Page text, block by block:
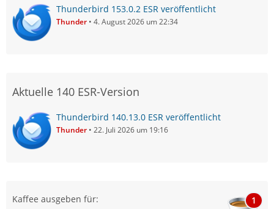
Thunderbird 153.0.2 ESR veröffentlicht
Thunder 4. August 2026 um 22:34
Aktuelle 140 ESR-Version
Thunderbird 140.13.0 ESR veröffentlicht
Thunder 22. Juli 2026 um 19:16
Kaffee ausgeben für: 1